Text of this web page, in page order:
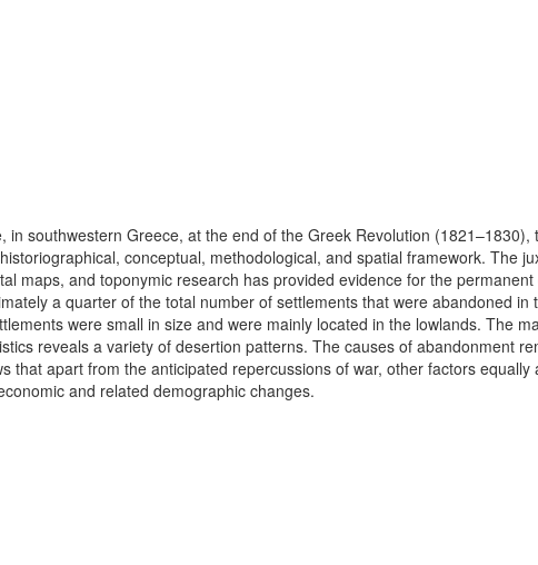
in southwestern Greece, at the end of the Greek Revolution
conceptual, methodological, and spatial framework. The
maps, and toponymic research has provided evidence for the
a quarter of the total number of settlements that were abandoned
were small in size and were mainly located in the lowlands. The
reveals a variety of desertion patterns. The causes of abandonment
that apart from the anticipated repercussions of war, other factors
and related demographic changes.